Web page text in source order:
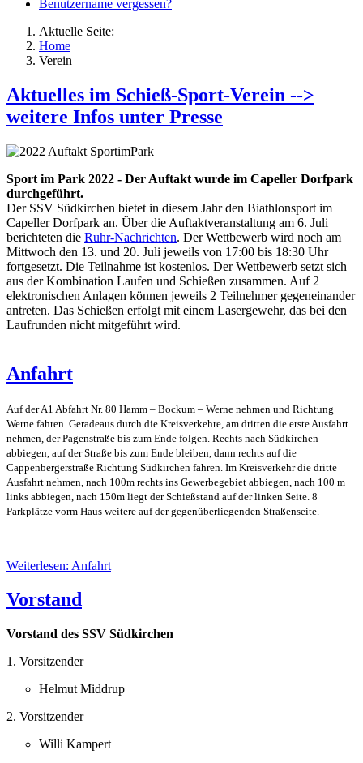
Benutzername vergessen?
Aktuelle Seite:
Home
Verein
Aktuelles im Schieß-Sport-Verein -->
weitere Infos unter Presse
Sport im Park 2022 - Der Auftakt wurde im Capeller Dorfpark
durchgeführt.
Der SSV Südkirchen bietet in diesem Jahr den Biathlonsport im
Capeller Dorfpark an. Über die Auftaktveranstaltung am 6. Juli
berichteten die Ruhr-Nachrichten. Der Wettbewerb wird noch am
Mittwoch den 13. und 20. Juli jeweils von 17:00 bis 18:30 Uhr
fortgesetzt. Die Teilnahme ist kostenlos. Der Wettbewerb setzt sich
aus der Kombination Laufen und Schießen zusammen. Auf 2
elektronischen Anlagen können jeweils 2 Teilnehmer gegeneinander
antreten. Das Schießen erfolgt mit einem Lasergewehr, das bei den
Laufrunden nicht mitgeführt wird.
Anfahrt
Auf der A1 Abfahrt Nr. 80 Hamm – Bockum – Werne nehmen und Richtung
Werne fahren. Geradeaus durch die Kreisverkehre, am dritten die erste Ausfahrt
nehmen, der Pagenstraße bis zum Ende folgen. Rechts nach Südkirchen
abbiegen, auf der Straße bis zum Ende bleiben, dann rechts auf die
Cappenbergerstraße Richtung Südkirchen fahren. Im Kreisverkehr die dritte
Ausfahrt nehmen, nach 100m rechts ins Gewerbegebiet abbiegen, nach 100 m
links abbiegen, nach 150m liegt der Schießstand auf der linken Seite. 8
Parkplätze vorm Haus weitere auf der gegenüberliegenden Straßenseite.
Weiterlesen: Anfahrt
Vorstand
Vorstand des SSV Südkirchen
1. Vorsitzender
Helmut Middrup
2. Vorsitzender
Willi Kampert